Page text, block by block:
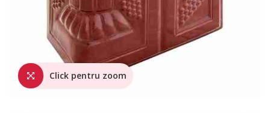
Click pentru zoom